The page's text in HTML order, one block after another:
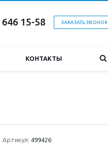
ЗАКАЗАТЬ ЗВОНОК
15-58
КОНТАКТЫ
Артикул: 499426